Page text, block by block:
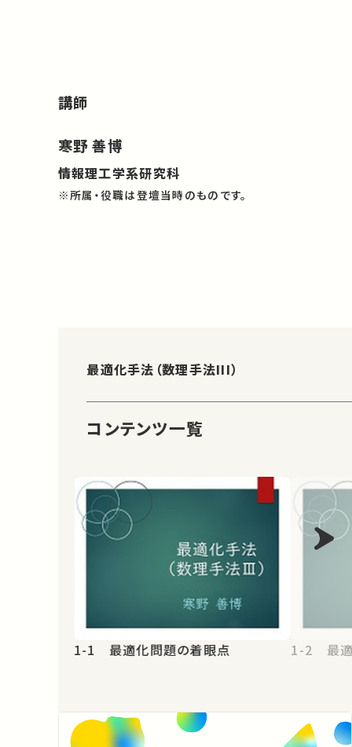
講師
寒野 善博
情報理工学系研究科
※所属・役職は登壇当時のものです。
最適化手法（数理手法III）
コンテンツ一覧
1-1 最適化問題の着眼点 1-2 最適